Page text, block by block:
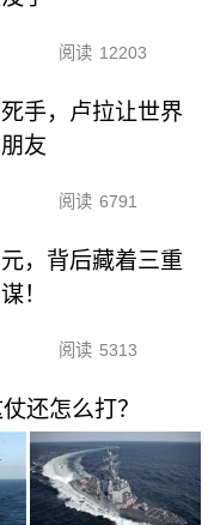
阅读 12203
手，卢拉让世界
友
阅读 6791
，背后藏着三重
！
阅读 5313
还怎么打？